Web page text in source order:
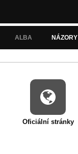
ALBA NÁZORY
Oficiální stránky